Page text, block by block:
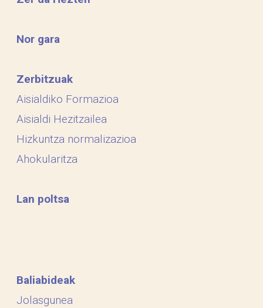
Nor gara
Zerbitzuak
Aisialdiko Formazioa
Aisialdi Hezitzailea
Hizkuntza normalizazioa
Ahokularitza
Lan poltsa
Baliabideak
Jolasgunea